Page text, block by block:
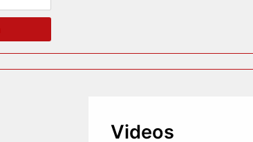
Videos